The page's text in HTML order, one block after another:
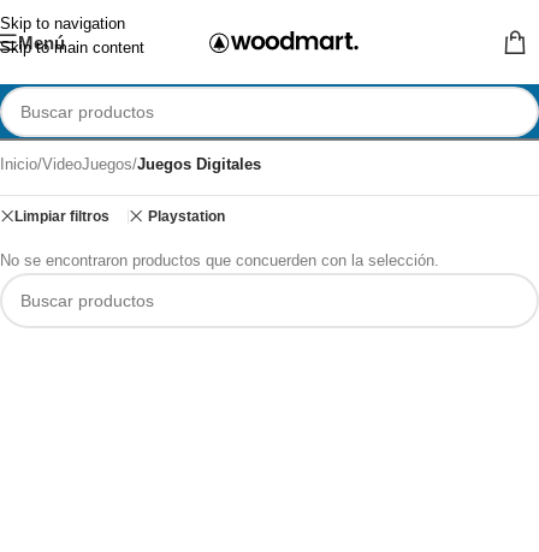
Skip to navigation
Skip to main content
Menú
Inicio/VideoJuegos/Juegos Digitales
Limpiar filtros Playstation
No se encontraron productos que concuerden con la selección.